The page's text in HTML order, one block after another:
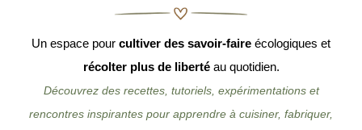
Un espace pour cultiver des savoir-faire écologiques et
récolter plus de libertéau quotidien.
Découvrez des recettes, tutoriels, expérimentations et
rencontres inspirantes pour apprendre à cuisiner, fabriquer,